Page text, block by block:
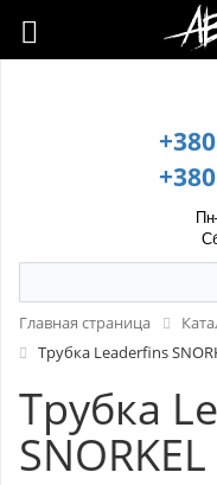
🇺🇦 У зв’язку з воєнним
Главная страница
Трубка Leaderfins
Трубка
SNORKEL